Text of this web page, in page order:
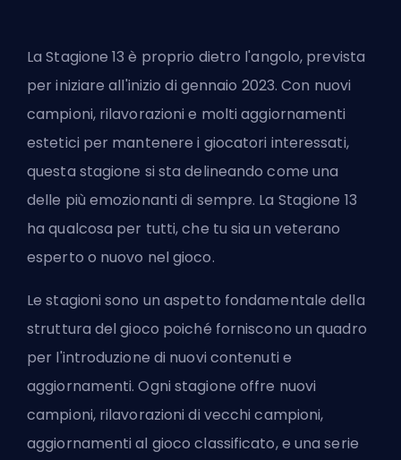
La Stagione 13 è proprio dietro l'angolo, prevista
per iniziare all'inizio di gennaio 2023. Con nuovi
campioni, rilavorazioni e molti aggiornamenti
estetici per mantenere i giocatori interessati,
questa stagione si sta delineando come una
delle più emozionanti di sempre. La Stagione 13
ha qualcosa per tutti, che tu sia un veterano
esperto o nuovo nel gioco.
Le stagioni sono un aspetto fondamentale della
struttura del gioco poiché forniscono un quadro
per l'introduzione di nuovi contenuti e
aggiornamenti. Ogni stagione offre nuovi
campioni, rilavorazioni di vecchi campioni,
aggiornamenti al gioco classificato, e una serie